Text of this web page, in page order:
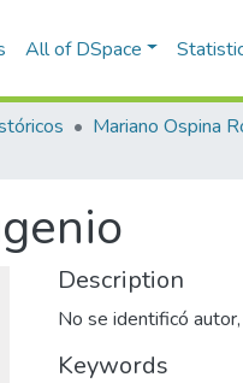
All of DSpace
Description
No se identificó
Keywords